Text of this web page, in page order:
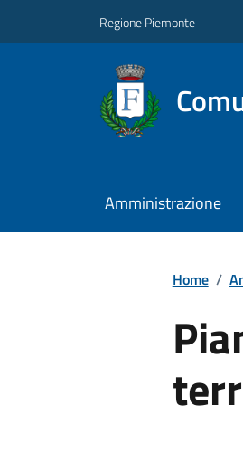
Regione Piemonte
Amministrazione
Home /